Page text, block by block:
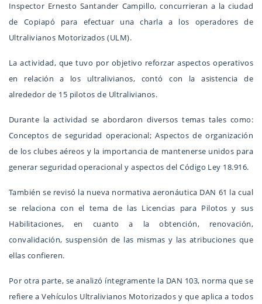
Inspector Ernesto Santander Campillo, concurrieran a la ciudad
de Copiapó para efectuar una charla a los operadores de
Ultralivianos Motorizados (ULM).
La actividad, que tuvo por objetivo reforzar aspectos operativos
en relación a los ultralivianos, contó con la asistencia de
alrededor de 15 pilotos de Ultralivianos.
Durante la actividad se abordaron diversos temas tales como:
Conceptos de seguridad operacional; Aspectos de organización
de los clubes aéreos y la importancia de mantenerse unidos para
generar seguridad operacional y aspectos del Código Ley 18.916.
También se revisó la nueva normativa aeronáutica DAN 61 la cual
se relaciona con el tema de las Licencias para Pilotos y sus
Habilitaciones, en cuanto a la obtención, renovación,
convalidación, suspensión de las mismas y las atribuciones que
ellas confieren.
Por otra parte, se analizó íntegramente la DAN 103, norma que se
refiere a Vehículos Ultralivianos Motorizados y que aplica a todos